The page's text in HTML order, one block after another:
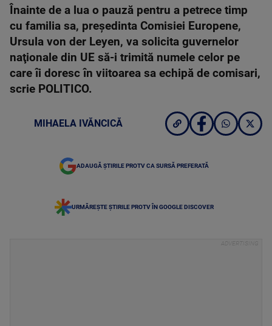
Înainte de a lua o pauză pentru a petrece timp
cu familia sa, preşedinta Comisiei Europene,
Ursula von der Leyen, va solicita guvernelor
naţionale din UE să-i trimită numele celor pe
care îi doresc în viitoarea sa echipă de comisari,
scrie POLITICO.
MIHAELA IVĂNCICĂ
ADAUGĂ ȘTIRILE PROTV CA SURSĂ PREFERATĂ
URMĂREȘTE ȘTIRILE PROTV ÎN GOOGLE DISCOVER